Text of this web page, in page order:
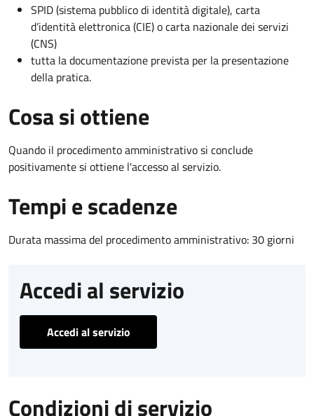
SPID (sistema pubblico di identità digitale), carta
d’identità elettronica (CIE) o carta nazionale dei servizi
(CNS)
tutta la documentazione prevista per la presentazione
della pratica.
Cosa si ottiene
Quando il procedimento amministrativo si conclude
positivamente si ottiene l'accesso al servizio.
Tempi e scadenze
Durata massima del procedimento amministrativo: 30 giorni
Accedi al servizio
Accedi al servizio
Condizioni di servizio